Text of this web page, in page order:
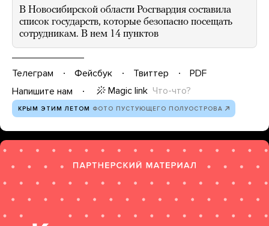
В Новосибирской области Росгвардия составила
список государств, которые безопасно посещать
сотрудникам. В нем 14 пунктов
Телеграм Фейсбук Твиттер
PDF
Напишите нам
Magic link Что-что?
КРЫМ ЭТИМ ЛЕТОМ ФОТО ПУСТУЮЩЕГО ПОЛУОСТРОВА